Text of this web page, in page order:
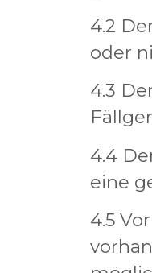
4.2
oder
4.3
4.4
eine
4.5